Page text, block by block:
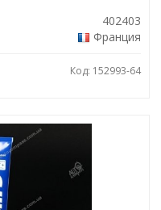
402403
Франция
Код: 152993-64